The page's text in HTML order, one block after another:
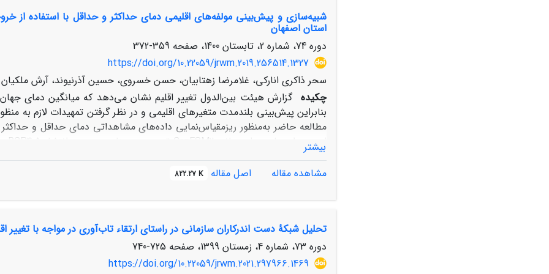
رویشگاه‌‌های مناسب آن نیز، 115 تا 190 متر، بیشتر خواهد شد.
استان اصفهان
دوره 74، شماره 2، تابستان 1400، صفحه
359-372
https://doi.org/10.22059/jrwm.2019.256514.1327
سحر ذاکری انارکی، غلامرضا زهتابیان، حسن خسروی، حسین آذرنیوند، آرش ملکیان
چکیده
بنابراین پیش‌بینی بلندمدت متغیرهای اقلیمی و در نظر گرفتن تمهیدات لازم به
خواهد داشت که این افزایش به 9/7 درجه سانتی‌گراد نیز
اثرگذار خواهد بود پیشنهاد می‌گردد، برنامه‌ریزان و مسئولین بخش‌های مربوطه
منظور کاهش تبخیر و اصلاح نظام کشت، برای تعدیل خسارات ناشی از گرمایش و یا
بیشتر
مشاهده مقاله
اصل مقاله 822.27 K
تحلیل شبکۀ دست اندرکاران سازمانی در راستای ارتقاء تاب‌آوری در مواجه با تغییر
دوره 73، شماره 4، زمستان 1399، صفحه
725-740
https://doi.org/10.22059/jrwm.2021.297966.1469